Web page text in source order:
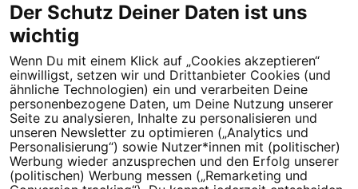
Dein Engagement macht den Unterschied. Schließe Dich 4,5
Millionen Menschen an.
Newsletter bestellen
Der Schutz Deiner Daten ist uns
wichtig
Wenn Du mit einem Klick auf „Cookies akzeptieren“
einwilligst, setzen wir und Drittanbieter Cookies (und
ähnliche Technologien) ein und verarbeiten Deine
personenbezogene Daten, um Deine Nutzung unserer
Seite zu analysieren, Inhalte zu personalisieren und
unseren Newsletter zu optimieren („Analytics und
Personalisierung“) sowie Nutzer*innen mit (politischer)
Werbung wieder anzusprechen und den Erfolg unserer
(politischen) Werbung messen („Remarketing und